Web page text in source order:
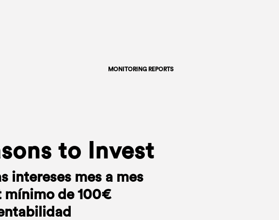
MONITORING REPORTS
to Invest
intereses mes a mes
mínimo de 100€